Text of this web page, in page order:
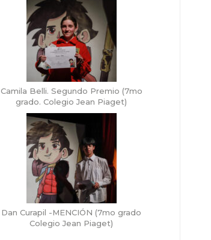
Camila Belli. Segundo Premio (7mo
grado. Colegio Jean Piaget)
Dan Curapil -MENCIÓN (7mo grado
Colegio Jean Piaget)